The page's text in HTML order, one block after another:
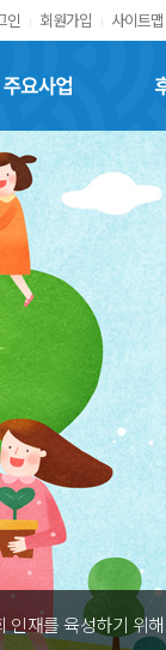
인 회원가입 사이트맵
주요사업
인재를 육성하기 위